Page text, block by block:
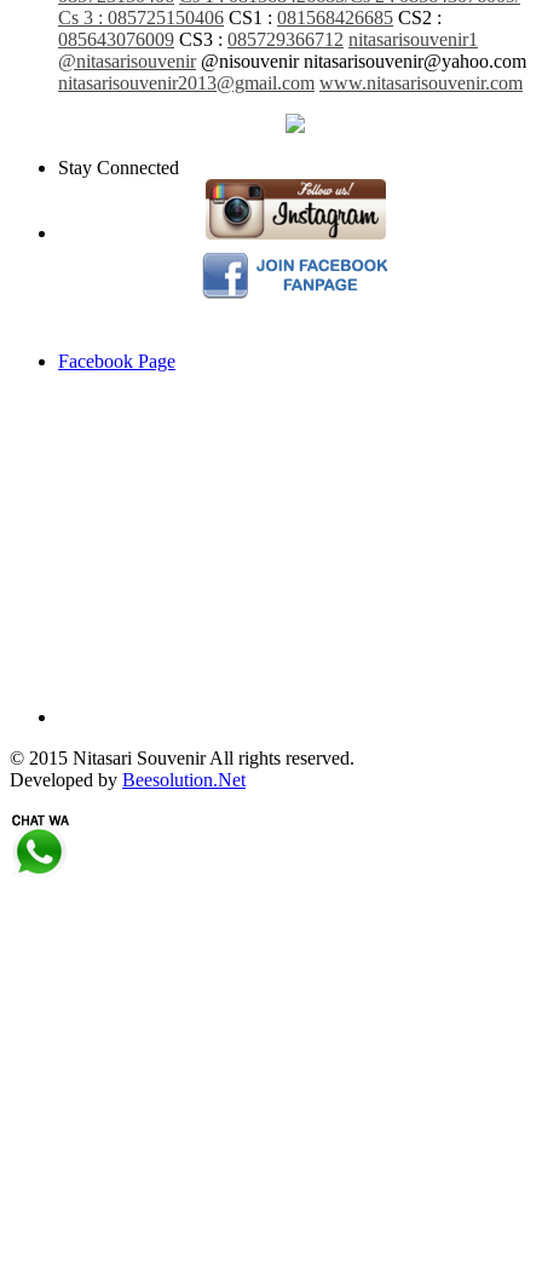
Cs 3 : 085725150406 CS1 : 081568426685 CS2 :
085643076009 CS3 : 085729366712 nitasarisouvenir1
@nitasarisouvenir @nisouvenir nitasarisouvenir@yahoo.com
nitasarisouvenir2013@gmail.com www.nitasarisouvenir.com
Stay Connected
Facebook Page
© 2015 Nitasari Souvenir All rights reserved.
Developed by Beesolution.Net